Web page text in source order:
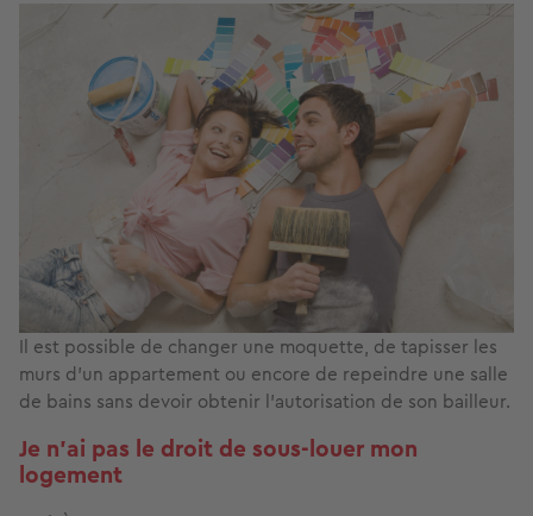
Il est possible de changer une moquette, de tapisser les
murs d’un appartement ou encore de repeindre une salle
de bains sans devoir obtenir l’autorisation de son bailleur.
Je n’ai pas le droit de sous-louer mon
logement